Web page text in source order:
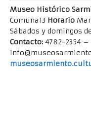
Museo Histórico
Comuna13 Horario
Sábados y domingos
Contacto: 4782-2354 –